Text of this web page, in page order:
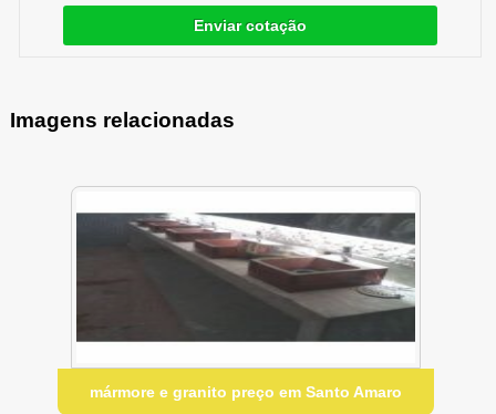
Enviar cotação
Imagens relacionadas
mármore e granito preço em Santo Amaro